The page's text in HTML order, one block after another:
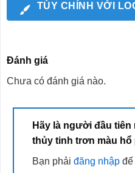
TÙY CHỈNH VỚI
Đánh giá
Chưa có đánh giá nào.
Hãy là người đầu
thủy tinh trơn màu hổ
Bạn phải đăng nhậpđể